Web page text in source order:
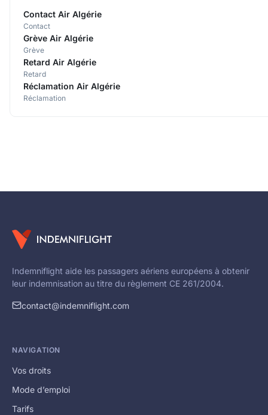
Contact Air Algérie
Contact
Grève Air Algérie
Grève
Retard Air Algérie
Retard
Réclamation Air Algérie
Réclamation
Indemniflight aide les passagers aériens européens à obtenir
leur indemnisation au titre du règlement CE 261/2004.
contact@indemniflight.com
NAVIGATION
Vos droits
Mode d’emploi
Tarifs